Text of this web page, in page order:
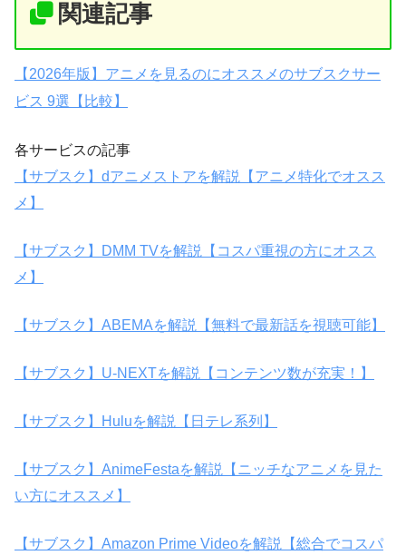
関連記事
【2026年版】アニメを見るのにオススメのサブスクサー
ビス 9選【比較】
各サービスの記事
【サブスク】dアニメストアを解説【アニメ特化でオスス
メ】
【サブスク】DMM TVを解説【コスパ重視の方にオスス
メ】
【サブスク】ABEMAを解説【無料で最新話を視聴可能】
【サブスク】U-NEXTを解説【コンテンツ数が充実！】
【サブスク】Huluを解説【日テレ系列】
【サブスク】AnimeFestaを解説【ニッチなアニメを見た
い方にオススメ】
【サブスク】Amazon Prime Videoを解説【総合でコスパ